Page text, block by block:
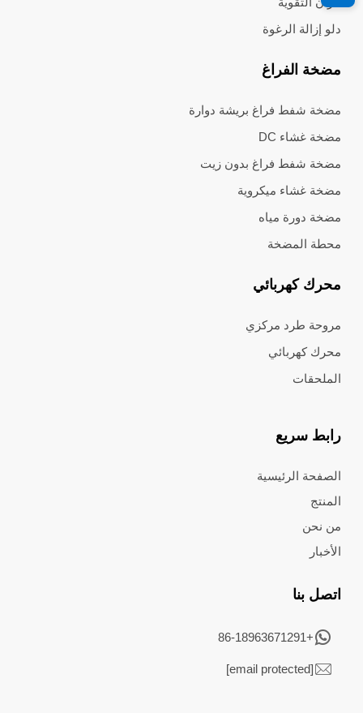
دلو إزالة الرغوة
مضخة الفراغ
مضخة شفط فراغ بريشة دوارة
مضخة غشاء DC
مضخة شفط فراغ بدون زيت
مضخة غشاء ميكروية
مضخة دورة مياه
محطة المضخة
محرك كهربائي
مروحة طرد مركزي
محرك كهربائي
الملحقات
رابط سريع
الصفحة الرئيسية
المنتج
من نحن
الأخبار
اتصل بنا
+86-18963671291
[email protected]